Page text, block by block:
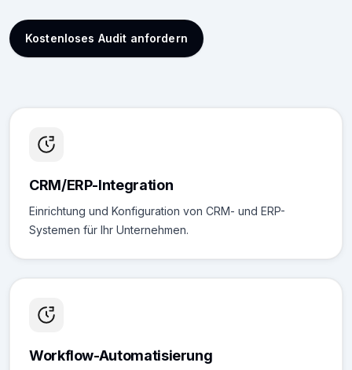
Kostenloses Audit anfordern
CRM/ERP-Integration
Einrichtung und Konfiguration von CRM- und ERP-
Systemen für Ihr Unternehmen.
Workflow-Automatisierung